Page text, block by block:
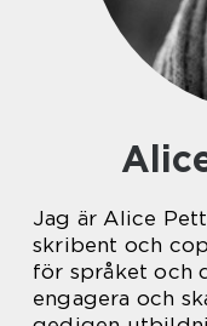
Jag är Alice
skribent och
för språket och
engagera och